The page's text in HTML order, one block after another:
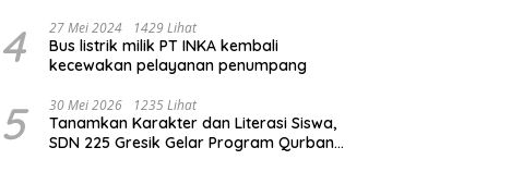
4 27 Mei 2024 1429 Lihat
Bus listrik milik PT INKA kembali
kecewakan pelayanan penumpang
5 30 Mei 2026 1235 Lihat
Tanamkan Karakter dan Literasi Siswa,
SDN 225 Gresik Gelar Program Qurban